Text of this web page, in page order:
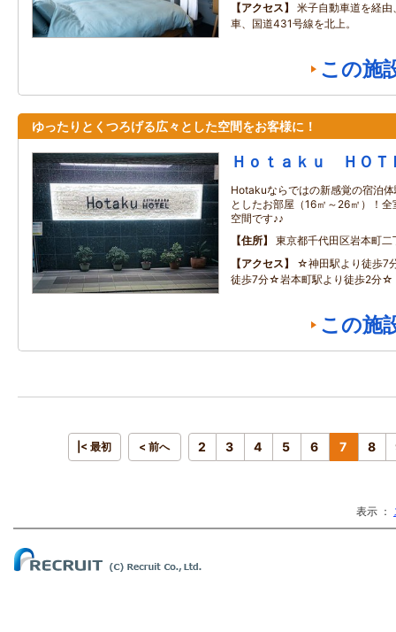
アクセス
米子自動車道を経
車、国道431号線を北上。
この施
ゆったりとくつろげる広々とした空間をお客様に！
Ｈｏｔａｋｕ ＨＯＴ
Hotakuならではの新感覚の宿泊
としたお部屋（16㎡～26㎡）！
空間です♪♪
住所
東京都千代田区岩本町
アクセス
☆神田駅より徒歩7
徒歩7分☆岩本町駅より徒歩2分☆
この施
|< 最初 < 前へ 2 3 4 5 6 7 8
表示 ：